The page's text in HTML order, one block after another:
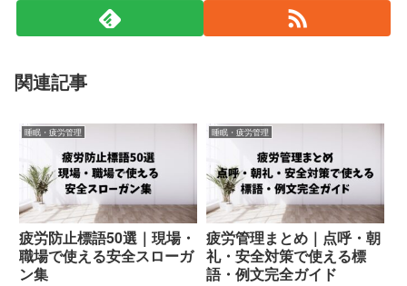
関連記事
睡眠・疲労管理
疲労防止標語50選｜現場・
職場で使える安全スローガ
ン集
睡眠・疲労管理
疲労管理まとめ｜点呼・朝
礼・安全対策で使える標
語・例文完全ガイド